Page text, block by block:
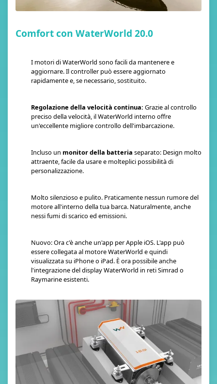
Comfort con WaterWorld 20.0
I motori di WaterWorld sono facili da mantenere e
aggiornare. Il controller può essere aggiornato
rapidamente e, se necessario, sostituito.
Regolazione della velocità continua: Grazie al controllo
preciso della velocità, il WaterWorld interno offre
un'eccellente migliore controllo dell'imbarcazione.
Incluso un monitor della batteria separato: Design molto
attraente, facile da usare e molteplici possibilità di
personalizzazione.
Molto silenzioso e pulito. Praticamente nessun rumore del
motore all'interno della tua barca. Naturalmente, anche
nessi fumi di scarico ed emissioni.
Nuovo: Ora c'è anche un'app per Apple iOS. L'app può
essere collegata al motore WaterWorld e quindi
visualizzata su iPhone o iPad. È ora possibile anche
l'integrazione del display WaterWorld in reti Simrad o
Raymarine esistenti.